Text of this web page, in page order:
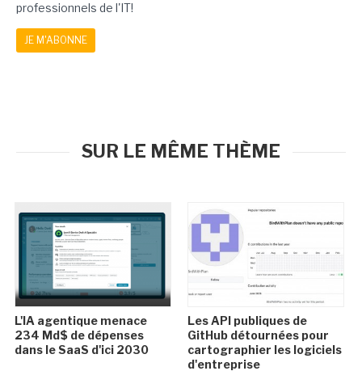
professionnels de l'IT!
JE M'ABONNE
SUR LE MÊME THÈME
L'IA agentique menace
234 Md$ de dépenses
dans le SaaS d'ici 2030
Les API publiques de
GitHub détournées pour
cartographier les logiciels
d'entreprise